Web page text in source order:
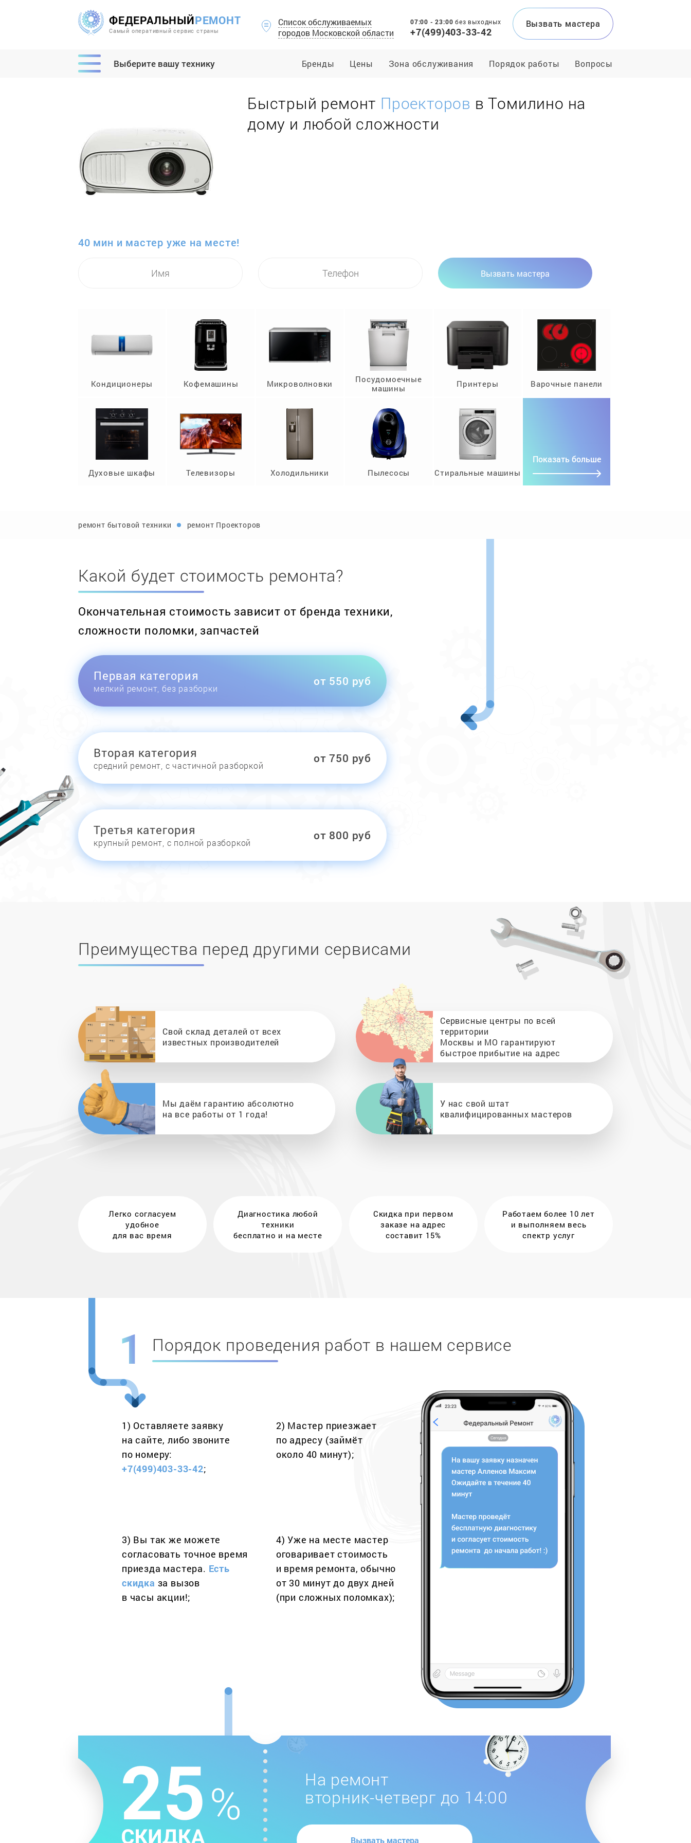
ФЕДЕРАЛЬНЫЙРЕМОНТ
Самый оперативный сервис страны
Список обслуживаемых
городов Московской области
07:00 - 23:00без выходных
+7(499)403-33-42
Вызвать мастера
Выберите вашу технику Бренды Цены Зона обслуживания Порядок работы Вопросы
Быстрый ремонт Проекторов в Томилино на
дому и любой сложности
40 мин и мастер уже на месте!
Вызвать мастера
Кондиционеры Кофемашины Микроволновки
Посудомоечные
машины
Принтеры Варочные панели
Духовые шкафы Телевизоры Холодильники Пылесосы Стиральные машины
Показать больше
ремонт бытовой техники ремонт Проекторов
Какой будет стоимость ремонта?
Окончательная стоимость зависит от бренда техники,
сложности поломки, запчастей
Первая категория
мелкий ремонт, без разборки
от 550 руб
Вторая категория
средний ремонт, с частичной разборкой
от 750 руб
Третья категория
крупный ремонт, с полной разборкой
от 800 руб
Преимущества перед другими сервисами
Свой склад деталей от всех
известных производителей
Сервисные центры по всей
территории
Москвы и МО гарантируют
быстрое прибытие на адрес
Мы даём гарантию абсолютно
на все работы от 1 года!
У нас свой штат
квалифицированных мастеров
Легко согласуем
удобное
для вас время
Диагностика любой
техники
бесплатно и на месте
Скидка при первом
заказе на адрес
составит 15%
Работаем более 10 лет
и выполняем весь
спектр услуг
Порядок проведения работ в нашем сервисе
1) Оставляете заявку
на сайте, либо звоните
по номеру:
+7(499)403-33-42;
2) Мастер приезжает
по адресу (займёт
около 40 минут);
3) Вы так же можете
согласовать точное время
приезда мастера. Есть
скидка за вызов
в часы акции!;
4) Уже на месте мастер
оговаривает стоимость
и время ремонта, обычно
от 30 минут до двух дней
(при сложных поломках);
На ремонт
вторник-четверг до 14:00
Вызвать мастера